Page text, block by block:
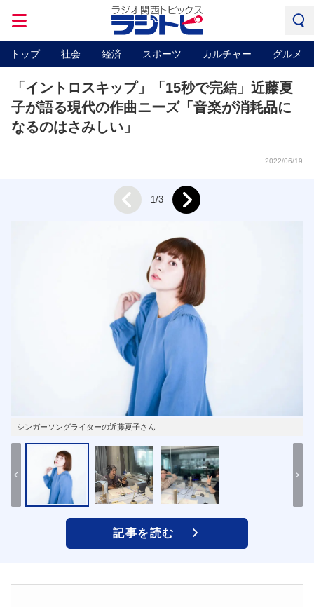
トップ 社会 経済 スポーツ カルチャー グルメ
「イントロスキップ」「15秒で完結」近藤夏
子が語る現代の作曲ニーズ「音楽が消耗品に
なるのはさみしい」
2022/06/19
シンガーソングライターの近藤夏子さん
Prev 1/3 Next
記事を読む